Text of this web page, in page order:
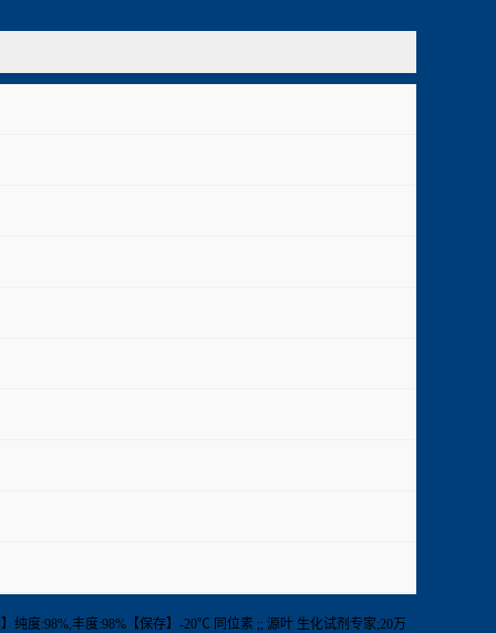
纯度:98%,丰度:98%【保存】-20℃ 同位素 ;; 源叶 生化试剂专家;20万